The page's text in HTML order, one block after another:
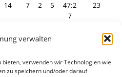
verwalten
verwenden wir Technologien wie
zu speichern und/oder darauf
14 7 2 5
47:2
7
23
1
14 5 0 9
30:5
2
15